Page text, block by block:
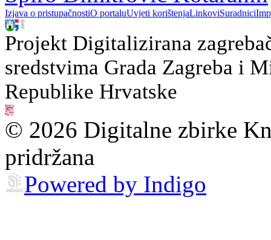
Izjava o pristupačnostiO portaluUvjeti korištenjaLinkoviSuradnici
Projekt Digitalizirana
sredstvima Grada Zagreba i
Republike Hrvatske
© 2026 Digitalne zbirke
pridržana
Powered by Indigo